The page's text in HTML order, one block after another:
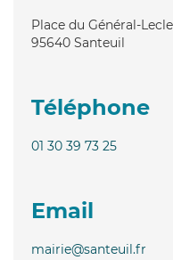
Place du Général-
95640 Santeuil
Téléphone
01 30 39 73 25
Email
mairie@santeuil.fr